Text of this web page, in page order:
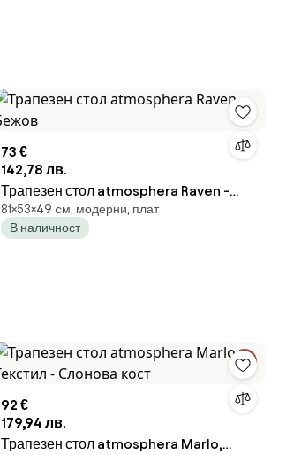
73 €
142,78 лв.
Трапезен стол atmosphera Raven -
Бежов
81×53×49 cм, модерни, плат
В наличност
92 €
179,94 лв.
Трапезен стол atmosphera Marlo,